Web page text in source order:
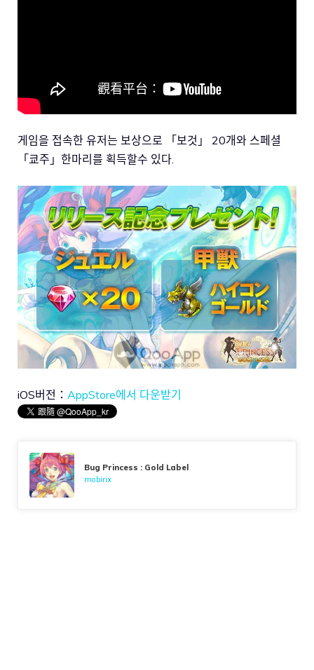
게임을 접속한 유저는 보상으로 「보것」 20개와 스페셜
「쿄주」한마리를 획득할수 있다.
iOS버전： AppStore에서 다운받기
Bug Princess : Gold Label
mobirix